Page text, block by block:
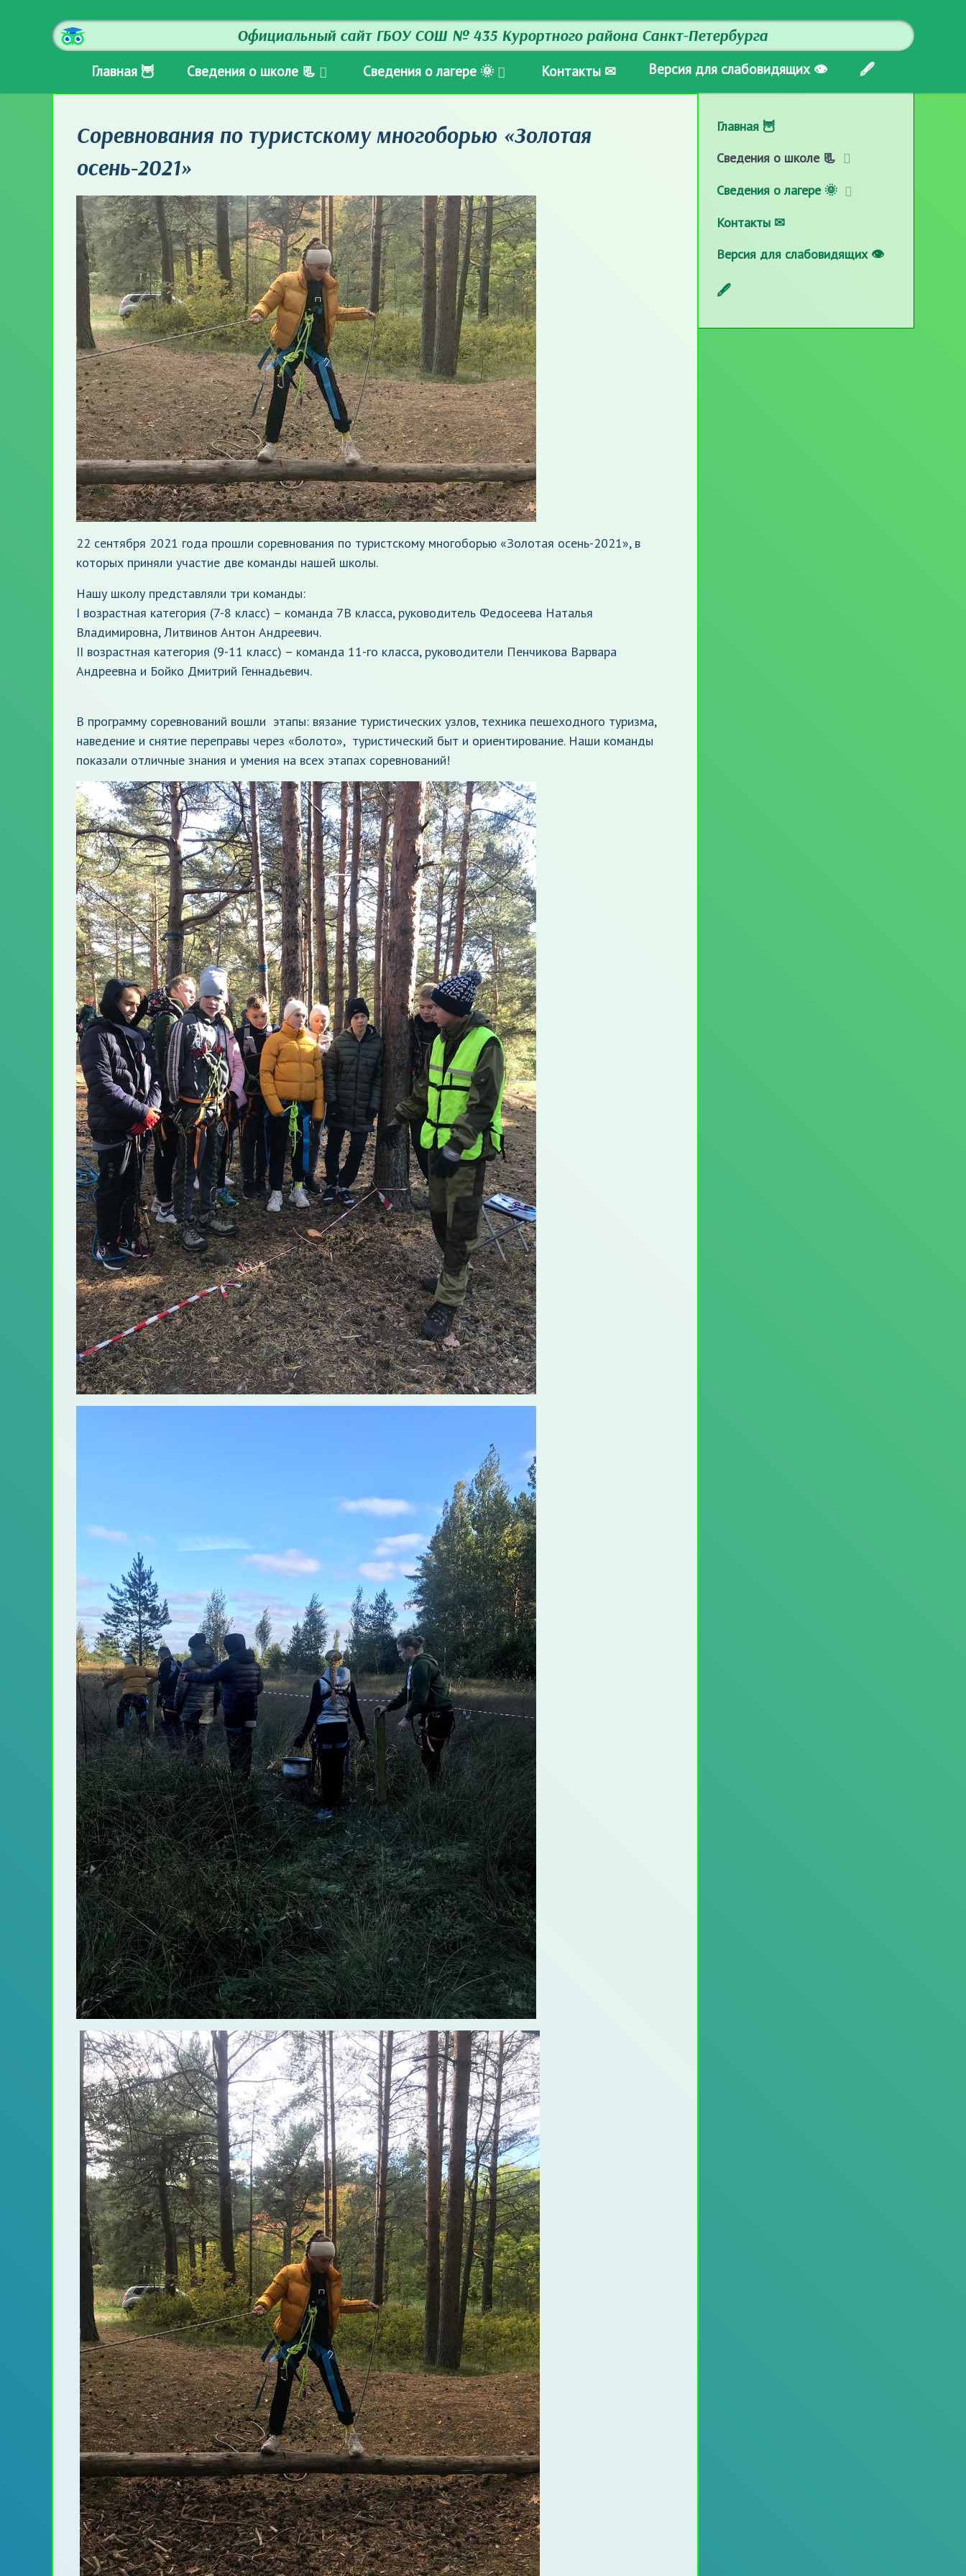
Официальный сайт ГБОУ СОШ № 435 Курортного района Санкт-Петербурга
Главная 🦉 Сведения о школе 📃 Сведения о лагере 🌞 Контакты ✉ Версия для слабовидящих 👁 🖋
Соревнования по туристскому многоборью «Золотая
осень-2021»
22 сентября 2021 года прошли соревнования по туристскому многоборью «Золотая осень-2021», в
которых приняли участие две команды нашей школы.
Нашу школу представляли три команды:
I возрастная категория (7-8 класс) – команда 7В класса, руководитель Федосеева Наталья
Владимировна, Литвинов Антон Андреевич.
II возрастная категория (9-11 класс) – команда 11-го класса, руководители Пенчикова Варвара
Андреевна и Бойко Дмитрий Геннадьевич.
В программу соревнований вошли этапы: вязание туристических узлов, техника пешеходного туризма,
наведение и снятие переправы через «болото», туристический быт и ориентирование. Наши команды
показали отличные знания и умения на всех этапах соревнований!
Главная 🦉
Сведения о школе 📃
Сведения о лагере 🌞
Контакты ✉
Версия для слабовидящих 👁
🖋